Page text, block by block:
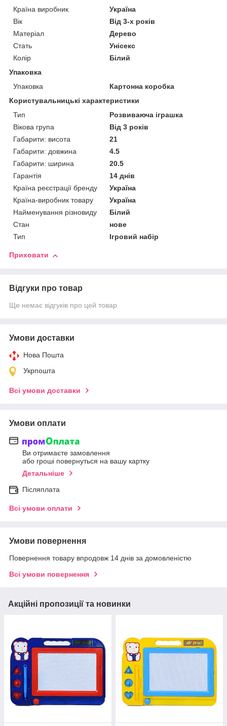
Країна виробник
Україна
Вік
Від 3-х років
Матеріал
Дерево
Стать
Унісекс
Колір
Білий
Упаковка
Упаковка
Картонна коробка
Користувальницькі характеристики
Тип
Розвиваюча іграшка
Вікова група
Від 3 років
Габарити: висота
21
Габарити: довжина
4.5
Габарити: ширина
20.5
Гарантія
14 днів
Країна реєстрації бренду
Україна
Країна-виробник товару
Україна
Найменування різновиду
Білий
Стан
нове
Тип
Ігровий набір
Приховати
Відгуки про товар
Ще немає відгуків про цей товар
Умови доставки
Нова Пошта
Укрпошта
Всі умови доставки
Умови оплати
Ви отримаєте замовлення
або гроші повернуться на вашу картку
Детальніше
Післяплата
Всі умови оплати
Умови повернення
Повернення товару впродовж 14 днів за домовленістю
Всі умови повернення
Акційні пропозиції та новинки